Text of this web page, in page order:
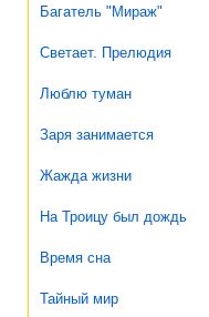
Багатель "Мираж"
Светает. Прелюдия
Люблю туман
Заря занимается
Жажда жизни
На Троицу был дождь
Время сна
Тайный мир